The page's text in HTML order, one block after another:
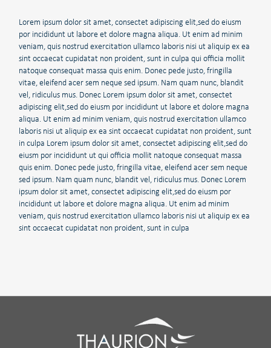
Lorem ipsum dolor sit amet, consectet adipiscing elit,sed do eiusm
por incididunt ut labore et dolore magna aliqua. Ut enim ad minim
veniam, quis nostrud exercitation ullamco laboris nisi ut aliquip ex ea
sint occaecat cupidatat non proident, sunt in culpa qui officia mollit
natoque consequat massa quis enim. Donec pede justo, fringilla
vitae, eleifend acer sem neque sed ipsum. Nam quam nunc, blandit
vel, ridiculus mus. Donec Lorem ipsum dolor sit amet, consectet
adipiscing elit,sed do eiusm por incididunt ut labore et dolore magna
aliqua. Ut enim ad minim veniam, quis nostrud exercitation ullamco
laboris nisi ut aliquip ex ea sint occaecat cupidatat non proident, sunt
in culpa Lorem ipsum dolor sit amet, consectet adipiscing elit,sed do
eiusm por incididunt ut qui officia mollit natoque consequat massa
quis enim. Donec pede justo, fringilla vitae, eleifend acer sem neque
sed ipsum. Nam quam nunc, blandit vel, ridiculus mus. Donec Lorem
ipsum dolor sit amet, consectet adipiscing elit,sed do eiusm por
incididunt ut labore et dolore magna aliqua. Ut enim ad minim
veniam, quis nostrud exercitation ullamco laboris nisi ut aliquip ex ea
sint occaecat cupidatat non proident, sunt in culpa